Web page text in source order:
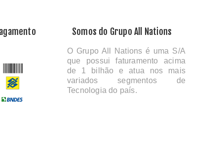
Somos do Grupo All Nations
O Grupo All Nations é uma S/A
que possui faturamento acima
de 1 bilhão e atua nos mais
variados segmentos de
Tecnologia do país.